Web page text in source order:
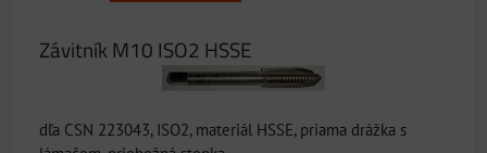
Závitník M10 ISO2 HSSE
dľa CSN 223043, ISO2, materiál HSSE, priama drážka s